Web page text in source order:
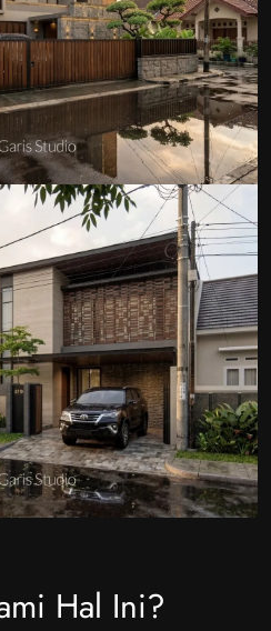
Hal Ini?